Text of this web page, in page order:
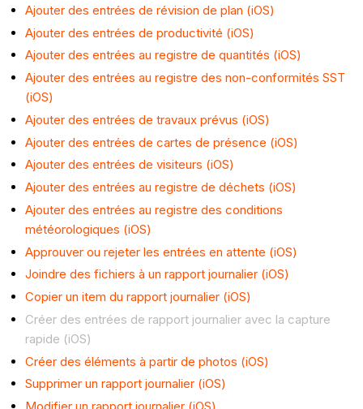
Ajouter des entrées de révision de plan (iOS)
Ajouter des entrées de productivité (iOS)
Ajouter des entrées au registre de quantités (iOS)
Ajouter des entrées au registre des non-conformités SST
(iOS)
Ajouter des entrées de travaux prévus (iOS)
Ajouter des entrées de cartes de présence (iOS)
Ajouter des entrées de visiteurs (iOS)
Ajouter des entrées au registre de déchets (iOS)
Ajouter des entrées au registre des conditions
météorologiques (iOS)
Approuver ou rejeter les entrées en attente (iOS)
Joindre des fichiers à un rapport journalier (iOS)
Copier un item du rapport journalier (iOS)
Créer des entrées de rapport journalier avec la capture
rapide (iOS)
Créer des éléments à partir de photos (iOS)
Supprimer un rapport journalier (iOS)